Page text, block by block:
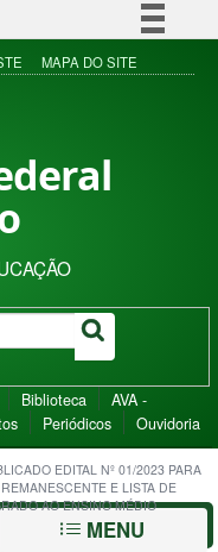
Simplifique!
à informação
MAPA DO SITE
Biblioteca
AVA -
Periódicos Ouvidoria
EDITAL Nº 01/2023 PARA
E LISTA DE
AO ENSINO MÉDIO
MENU